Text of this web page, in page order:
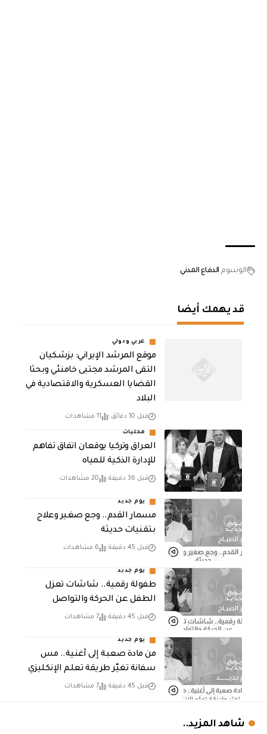
الوسوم الدفاع المدني
قد يهمك أيضا
عربي ودولي
موقع المرشد الإيراني: بزشكيان
التقى المرشد مجتبى خامنئي وبحثا
القضايا العسكرية والاقتصادية في
البلاد
قبل 10 دقائق 11 مشاهدات
محليات
العراق وتركيا يوقعان اتفاق تفاهم
للإدارة الذكية للمياه
قبل 36 دقيقة 20 مشاهدات
يوم جديد
مسمار القدم.. وجع صغير وعلاج
بتقنيات حديثة
قبل 45 دقيقة 6 مشاهدات
يوم جديد
طفولة رقمية.. شاشات تعزل
الطفل عن الحركة والتواصل
قبل 45 دقيقة 7 مشاهدات
يوم جديد
من مادة صعبة إلى أغنية.. مس
سفانة تغيّر طريقة تعلم الإنكليزي
قبل 45 دقيقة 7 مشاهدات
شاهد المزيد..